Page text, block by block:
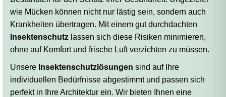
wie Mücken können nicht nur lästig sein, sondern auch
Krankheiten übertragen. Mit einem gut durchdachten
Insektenschutz lassen sich diese Risiken minimieren,
ohne auf Komfort und frische Luft verzichten zu müssen.
Unsere Insektenschutzlösungen sind auf Ihre
individuellen Bedürfnisse abgestimmt und passen sich
perfekt in Ihre Architektur ein. Wir bieten Ihnen eine